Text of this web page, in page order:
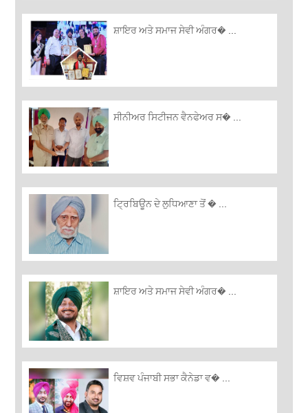
ਸ਼ਾਇਰ ਅਤੇ ਸਮਾਜ ਸੇਵੀ ਅੰਗਰ� ...
ਸੀਨੀਅਰ ਸਿਟੀਜਨ ਵੈਨਫੇਅਰ ਸ� ...
ਟ੍ਰਿਬਿਊਨ ਦੇ ਲੁਧਿਆਣਾ ਤੋਂ � ...
ਸ਼ਾਇਰ ਅਤੇ ਸਮਾਜ ਸੇਵੀ ਅੰਗਰ� ...
ਵਿਸ਼ਵ ਪੰਜਾਬੀ ਸਭਾ ਕੈਨੇਡਾ ਵ� ...